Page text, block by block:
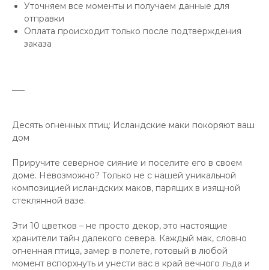
Уточняем все моменты и получаем данные для
отправки
Оплата происходит только после подтверждения
заказа
Десять огненных птиц: Исландские маки покоряют ваш
дом
Приручите северное сияние и поселите его в своем
доме. Невозможно? Только не с нашей уникальной
композицией исландских маков, парящих в изящной
стеклянной вазе.
Эти 10 цветков – не просто декор, это настоящие
хранители тайн далекого севера. Каждый мак, словно
огненная птица, замер в полете, готовый в любой
момент вспорхнуть и унести вас в край вечного льда и